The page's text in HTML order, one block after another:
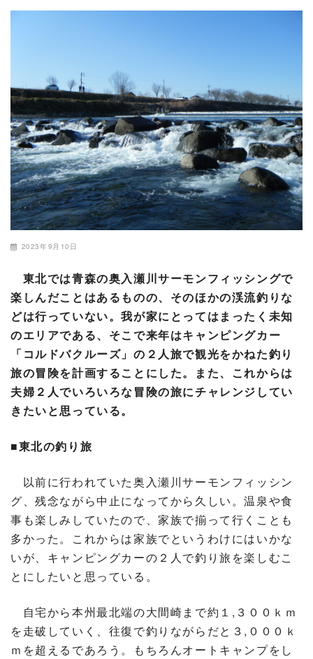
2023年9月10日
東北では青森の奥入瀬川サーモンフィッシングで
楽しんだことはあるものの、そのほかの渓流釣りな
どは行っていない。我が家にとってはまったく未知
のエリアである、そこで来年はキャンピングカー
「コルドバクルーズ」の２人旅で観光をかねた釣り
旅の冒険を計画することにした。また、これからは
夫婦２人でいろいろな冒険の旅にチャレンジしてい
きたいと思っている。
■東北の釣り旅
以前に行われていた奥入瀬川サーモンフィッシン
グ、残念ながら中止になってから久しい。温泉や食
事も楽しみしていたので、家族で揃って行くことも
多かった。これからは家族でというわけにはいかな
いが、キャンピングカーの２人で釣り旅を楽しむこ
とにしたいと思っている。
自宅から本州最北端の大間崎まで約１,３００ｋｍ
を走破していく、往復で釣りながらだと３,０００ｋ
ｍを超えるであろう。もちろんオートキャンプをし